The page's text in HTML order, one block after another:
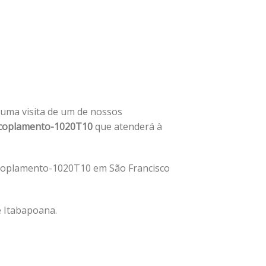
visita de um de nossos
1020T10que atenderá à
1020T10 em São Francisco
Itabapoana.